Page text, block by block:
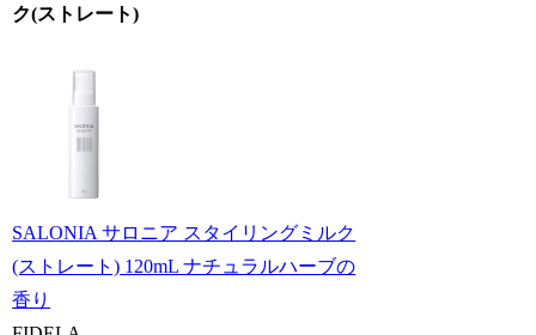
ク(ストレート)
SALONIA サロニア スタイリングミルク
(ストレート) 120mL ナチュラルハーブの
香り